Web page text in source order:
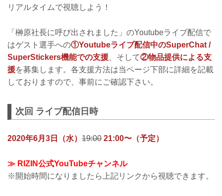
リアルタイムで視聴しよう！
「榊原社長に呼び出されました」のYoutubeライブ配信で
はゲスト選手への①Youtubeライブ配信中のSuperChat /
SuperStickers機能での支援 、そして②物品提供による支
援を募集します。各支援方法は当ページ下部に詳細を記載
しておりますので、事前にご確認下さい。
次回 ライブ配信日時
2020年6月3日（水） 19:00 21:00〜（予定）
≫ RIZIN公式YouTubeチャンネル
※開始時間になりましたら上記リンクから視聴できます。